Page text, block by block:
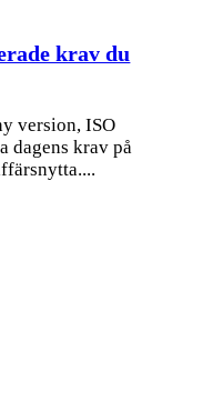
krav du
version, ISO
dagens krav på